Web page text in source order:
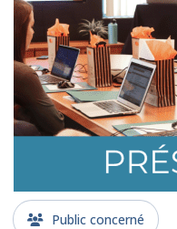
Public concerné